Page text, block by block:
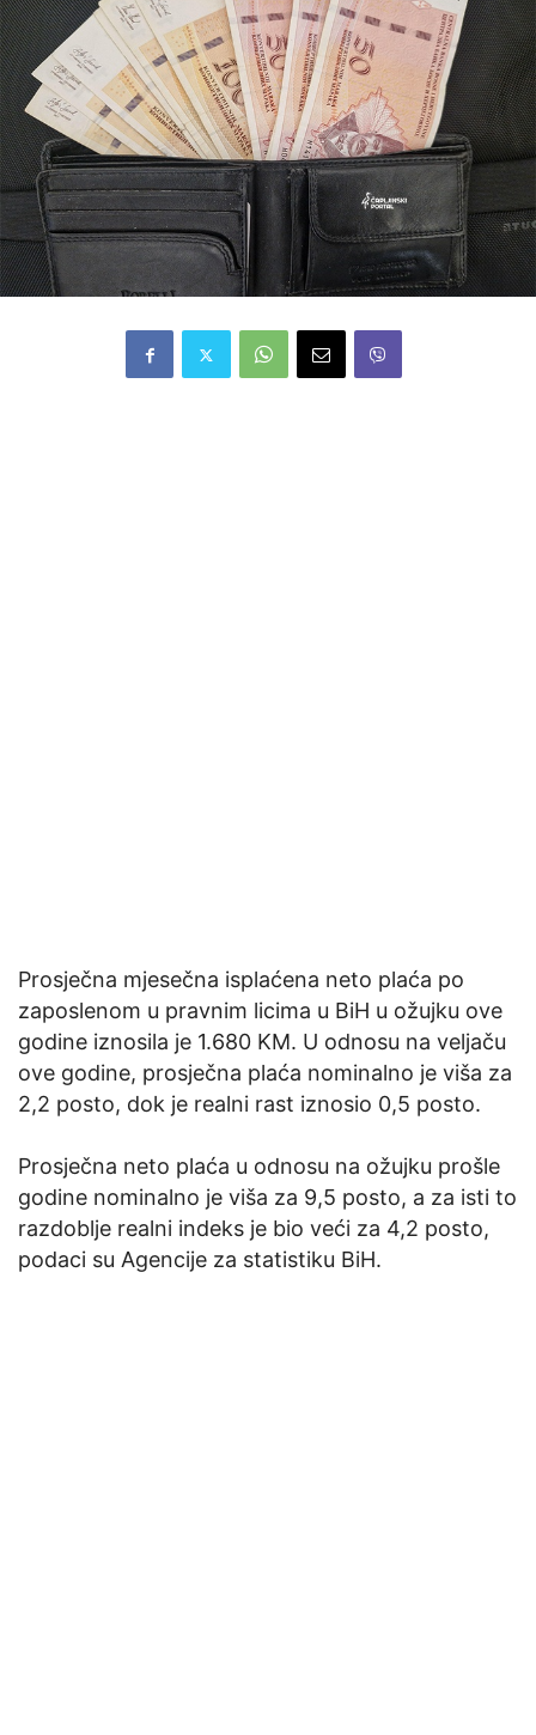
Prosječna mjesečna isplaćena neto plaća po
zaposlenom u pravnim licima u BiH u ožujku ove
godine iznosila je 1.680 KM. U odnosu na veljaču
ove godine, prosječna plaća nominalno je viša za
2,2 posto, dok je realni rast iznosio 0,5 posto.
Prosječna neto plaća u odnosu na ožujku prošle
godine nominalno je viša za 9,5 posto, a za isti to
razdoblje realni indeks je bio veći za 4,2 posto,
podaci su Agencije za statistiku BiH.